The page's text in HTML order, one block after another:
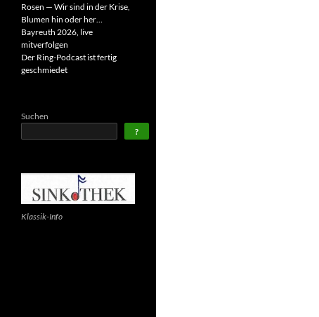
Rosen — Wir sind in der Krise,
Blumen hin oder her…
Bayreuth 2026, live
mitverfolgen
Der Ring-Podcast ist fertig
geschmiedet
Suchen
?
Klassik-Info